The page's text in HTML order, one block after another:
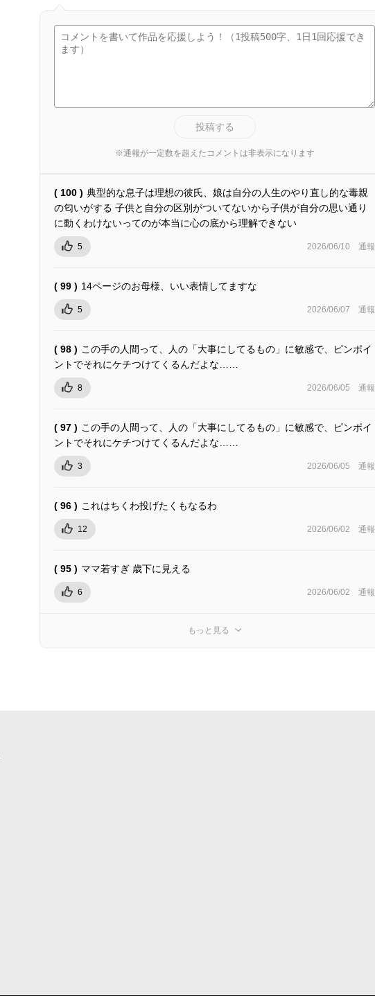
投稿する
※通報が一定数を超えたコメントは非表示になります
( 100 ) 典型的な息子は理想の彼氏、娘は自分の人生のやり直し的な毒親
の匂いがする 子供と自分の区別がついてないから子供が自分の思い通り
に動くわけないってのが本当に心の底から理解できない
5 2026/06/10 通報
( 99 ) 14ページのお母様、いい表情してますな
5 2026/06/07 通報
( 98 ) この手の人間って、人の「大事にしてるもの」に敏感で、ピンポイ
ントでそれにケチつけてくるんだよな……
8 2026/06/05 通報
( 97 ) この手の人間って、人の「大事にしてるもの」に敏感で、ピンポイ
ントでそれにケチつけてくるんだよな……
3 2026/06/05 通報
( 96 ) これはちくわ投げたくもなるわ
12 2026/06/02 通報
( 95 ) ママ若すぎ 歳下に見える
6 2026/06/02 通報
もっと見る